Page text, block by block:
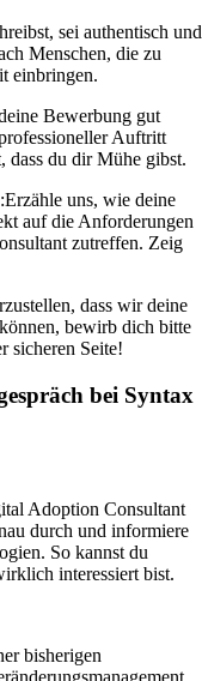
sei authentisch und
Menschen, die zu
einbringen.
Bewerbung gut
Auftritt
dass du dir Mühe gibst.
Erzähle uns, wie deine
auf die Anforderungen
zutreffen. Zeig
dass wir deine
bewirb dich bitte
sicheren Seite!
bei Syntax
Adoption Consultant
durch und informiere
So kannst du
interessiert bist.
bisherigen